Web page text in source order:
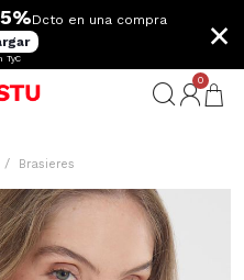
Dcto en una compra
TyC
×
0
Brasieres